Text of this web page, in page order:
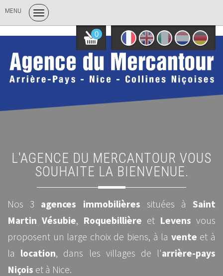
MENU
0
L'AGENCE DU MERCANTOUR VOUS
SOUHAITE LA BIENVENUE.
Nos 3 agences immobilières situées à Saint
Martin Vésubie, Roquebillière et Levens vous
proposent un large choix de biens, à la vente et à
la location, dans les villages de l'arrière-pays
Niçois et à Nice.